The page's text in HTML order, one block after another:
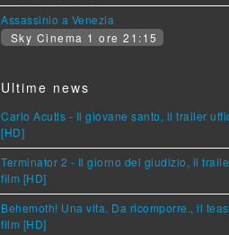
Assassinio a Venezia
Sky Cinema 1 ore 21:15
Ultime news
Carlo Acutis - Il giovane santo, il trailer
[HD]
Terminator 2 - Il giorno del giudizio, il
film [HD]
Behemoth! Una vita. Da ricomporre., il
film [HD]